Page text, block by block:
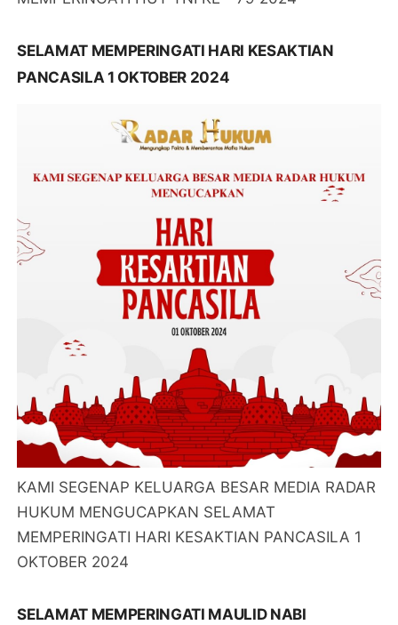
SELAMAT MEMPERINGATI HARI KESAKTIAN
PANCASILA 1 OKTOBER 2024
KAMI SEGENAP KELUARGA BESAR MEDIA RADAR
HUKUM MENGUCAPKAN SELAMAT
MEMPERINGATI HARI KESAKTIAN PANCASILA 1
OKTOBER 2024
SELAMAT MEMPERINGATI MAULID NABI